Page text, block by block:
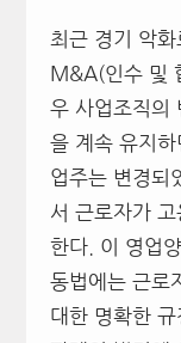
최근 경기 악
M&A(인수 및
우 사업조직의
을 계속 유지
업주는 변경되
서 근로자가
한다. 이 영업
동법에는 근로
대한 명확한